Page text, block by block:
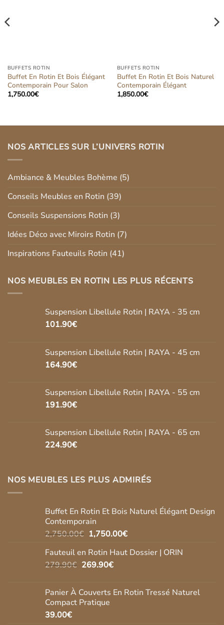
BUFFETS ROTIN
Buffet En Rotin Et Bois Élégant
Contemporain Pour Salon
1,750.00€
BUFFETS ROTIN
Buffet En Rotin Et Bois Naturel
Contemporain Élégant
1,850.00€
NOS ARTICLES SUR L’UNIVERS ROTIN
Ambiance & Meubles Bohème (5)
Conseils Meubles en Rotin (39)
Conseils Suspensions Rotin (3)
Idées Déco avec Miroirs Rotin (7)
Inspirations Fauteuils Rotin (41)
NOS MEUBLES EN ROTIN LES PLUS RÉCENTS
Suspension Libellule Rotin | RAYA - 35 cm
101.90€
Suspension Libellule Rotin | RAYA - 45 cm
164.90€
Suspension Libellule Rotin | RAYA - 55 cm
191.90€
Suspension Libellule Rotin | RAYA - 65 cm
224.90€
NOS MEUBLES LES PLUS ADMIRÉS
Buffet En Rotin Et Bois Naturel Élégant Design
Contemporain
2,750.00€ Le
initial
était :
1,750.00€Le
actuel
Fauteuil en Rotin Haut Dossier | ORIN
279.90€ Le
était :
279.90€.
269.90€Le
est :
Panier À Couverts En Rotin Tressé Naturel
Compact Pratique
39.00€